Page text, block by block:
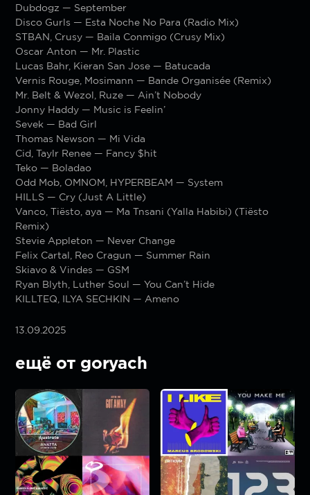
Dubdogz — September
Disco Gurls — Esta Noche No Para (Radio Mix)
STBAN, Crusy — Baila Conmigo (Crusy Mix)
Oscar Anton — Mr. Plastic
Lucas Bahr, Kieran San Jose — Batucada
Vernis Rouge, Mosimann — Bande Organisée (Remix)
Mr. Belt & Wezol, Ruze — Ain’t Nobody
Jonny Haddy — Music is Feelin’
Sevek — Bad Girl
Thomas Newson — Mi Vida
Cid, Taylr Renee — Fancy $hit
Teko — Boladao
Odd Mob, OMNOM, HYPERBEAM — System
HILLS — Cry (Just A Little)
Vanco, Tiësto, aya — Ma Tnsani (Yalla Habibi) (Tiësto
Remix)
Stevie Appleton — Never Change
Felix Cartal, Reo Cragun — Summer Rain
Skiavo & Vindes — GSM
Ryan Blyth, Luther Soul — You Can’t Hide
KILLTEQ, ILYA SECHKIN — Ameno
13.09.2025
ещё от goryach